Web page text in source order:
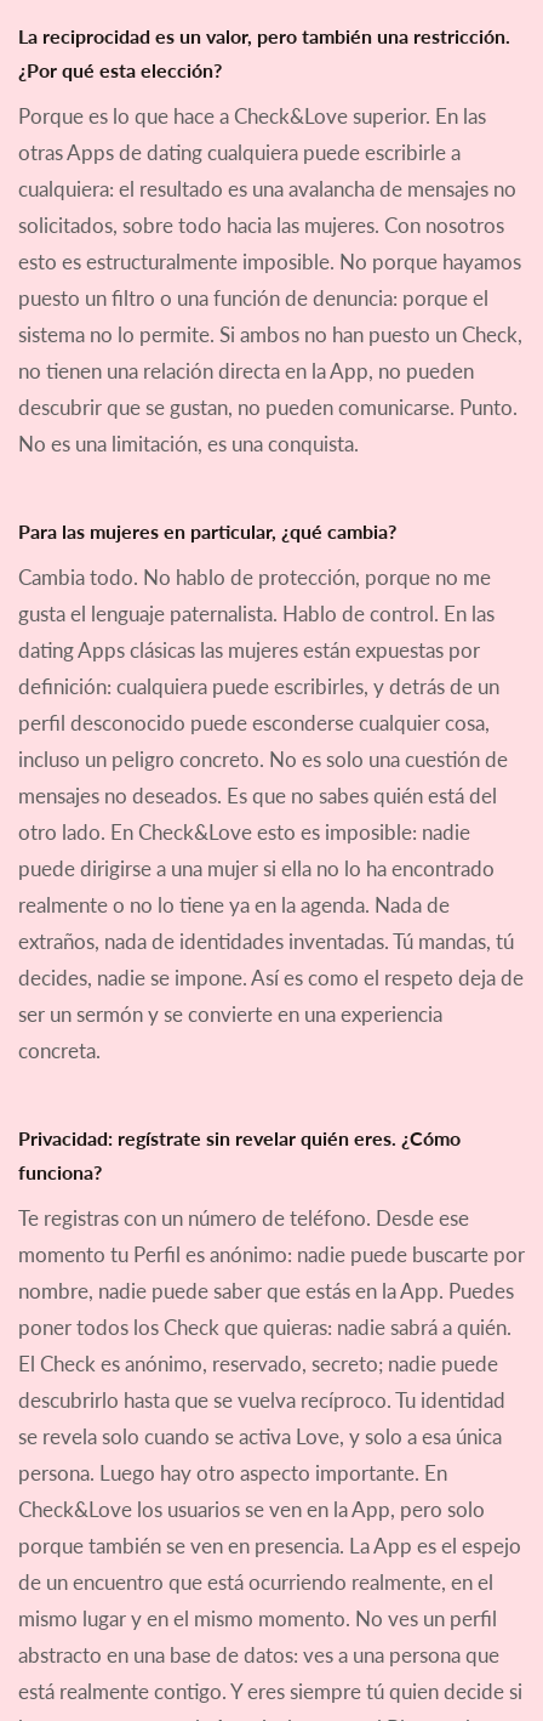
La reciprocidad es un valor, pero también una restricción.
¿Por qué esta elección?
Porque es lo que hace a Check&Love superior. En las
otras Apps de dating cualquiera puede escribirle a
cualquiera: el resultado es una avalancha de mensajes no
solicitados, sobre todo hacia las mujeres. Con nosotros
esto es estructuralmente imposible. No porque hayamos
puesto un filtro o una función de denuncia: porque el
sistema no lo permite. Si ambos no han puesto un Check,
no tienen una relación directa en la App, no pueden
descubrir que se gustan, no pueden comunicarse. Punto.
No es una limitación, es una conquista.
Para las mujeres en particular, ¿qué cambia?
Cambia todo. No hablo de protección, porque no me
gusta el lenguaje paternalista. Hablo de control. En las
dating Apps clásicas las mujeres están expuestas por
definición: cualquiera puede escribirles, y detrás de un
perfil desconocido puede esconderse cualquier cosa,
incluso un peligro concreto. No es solo una cuestión de
mensajes no deseados. Es que no sabes quién está del
otro lado. En Check&Love esto es imposible: nadie
puede dirigirse a una mujer si ella no lo ha encontrado
realmente o no lo tiene ya en la agenda. Nada de
extraños, nada de identidades inventadas. Tú mandas, tú
decides, nadie se impone. Así es como el respeto deja de
ser un sermón y se convierte en una experiencia
concreta.
Privacidad: regístrate sin revelar quién eres. ¿Cómo
funciona?
Te registras con un número de teléfono. Desde ese
momento tu Perfil es anónimo: nadie puede buscarte por
nombre, nadie puede saber que estás en la App. Puedes
poner todos los Check que quieras: nadie sabrá a quién.
El Check es anónimo, reservado, secreto; nadie puede
descubrirlo hasta que se vuelva recíproco. Tu identidad
se revela solo cuando se activa Love, y solo a esa única
persona. Luego hay otro aspecto importante. En
Check&Love los usuarios se ven en la App, pero solo
porque también se ven en presencia. La App es el espejo
de un encuentro que está ocurriendo realmente, en el
mismo lugar y en el mismo momento. No ves un perfil
abstracto en una base de datos: ves a una persona que
está realmente contigo. Y eres siempre tú quien decide si